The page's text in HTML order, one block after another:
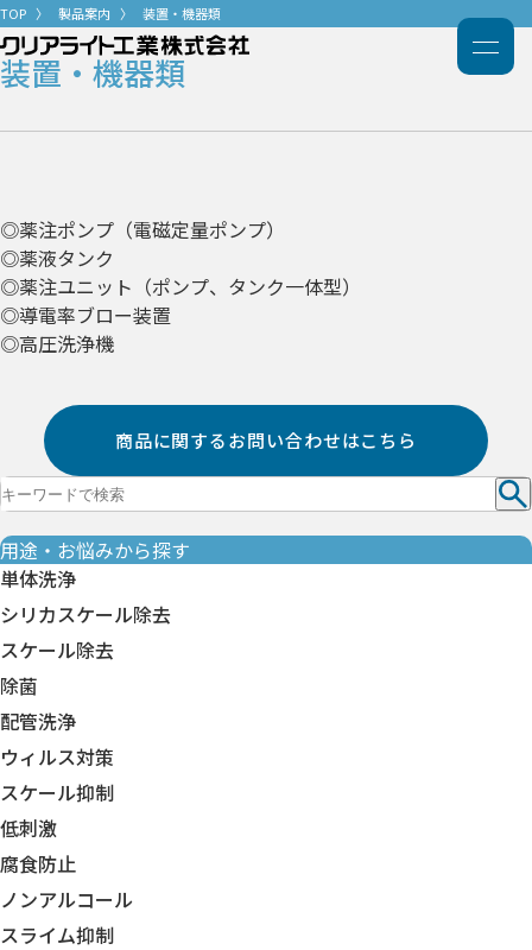
TOP 製品案内 装置・機器類
用途・お悩みから探す
単体洗浄
シリカスケール除去
スケール除去
除菌
配管洗浄
ウィルス対策
スケール抑制
低刺激
腐食防止
ノンアルコール
スライム抑制
装置・機器類
◎薬注ポンプ（電磁定量ポンプ）
◎薬液タンク
◎薬注ユニット（ポンプ、タンク一体型）
◎導電率ブロー装置
◎高圧洗浄機
商品に関するお問い合わせはこちら